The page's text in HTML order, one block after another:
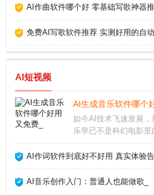
AI作曲软件哪个好 零基础写歌神器推
免费AI写歌软件推荐 实测好用的自
AI短视频
AI生成音乐软件哪个
如今AI技术飞速发展，
乐早已不是科幻电影里
几款AI生成音乐软件
头配乐甚至完整歌曲
AI作词软件到底好不好用 真实体验
AI音乐创作入门：普通人也能做歌_